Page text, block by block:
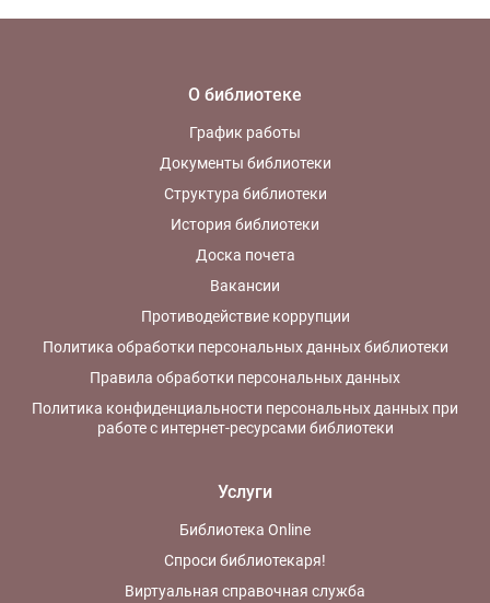
О библиотеке
График работы
Документы библиотеки
Структура библиотеки
История библиотеки
Доска почета
Вакансии
Противодействие коррупции
Политика обработки персональных данных библиотеки
Правила обработки персональных данных
Политика конфиденциальности персональных данных при
работе с интернет-ресурсами библиотеки
Услуги
Библиотека Online
Спроси библиотекаря!
Виртуальная справочная служба